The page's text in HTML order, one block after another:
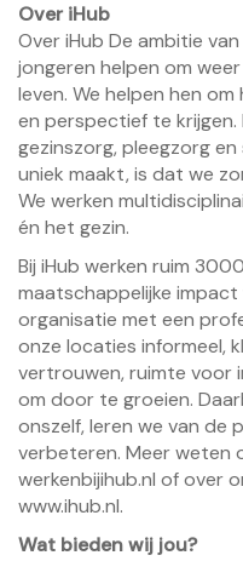
Over iHub
Over iHub De ambitie
jongeren helpen om
leven. We helpen hen
en perspectief te
gezinszorg, pleegzorg
uniek maakt, is dat we
We werken
én het gezin.
Bij iHub werken ruim
maatschappelijke impact
organisatie met een
onze locaties informeel,
vertrouwen, ruimte voor
om door te groeien.
onszelf, leren we van de
verbeteren. Meer weten
werkenbijihub.nl of over
www.ihub.nl.
Wat bieden wij jou?